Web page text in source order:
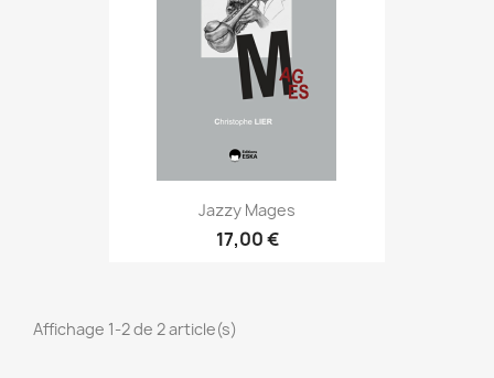
Jazzy Mages
17,00 €
Affichage 1-2 de 2 article(s)